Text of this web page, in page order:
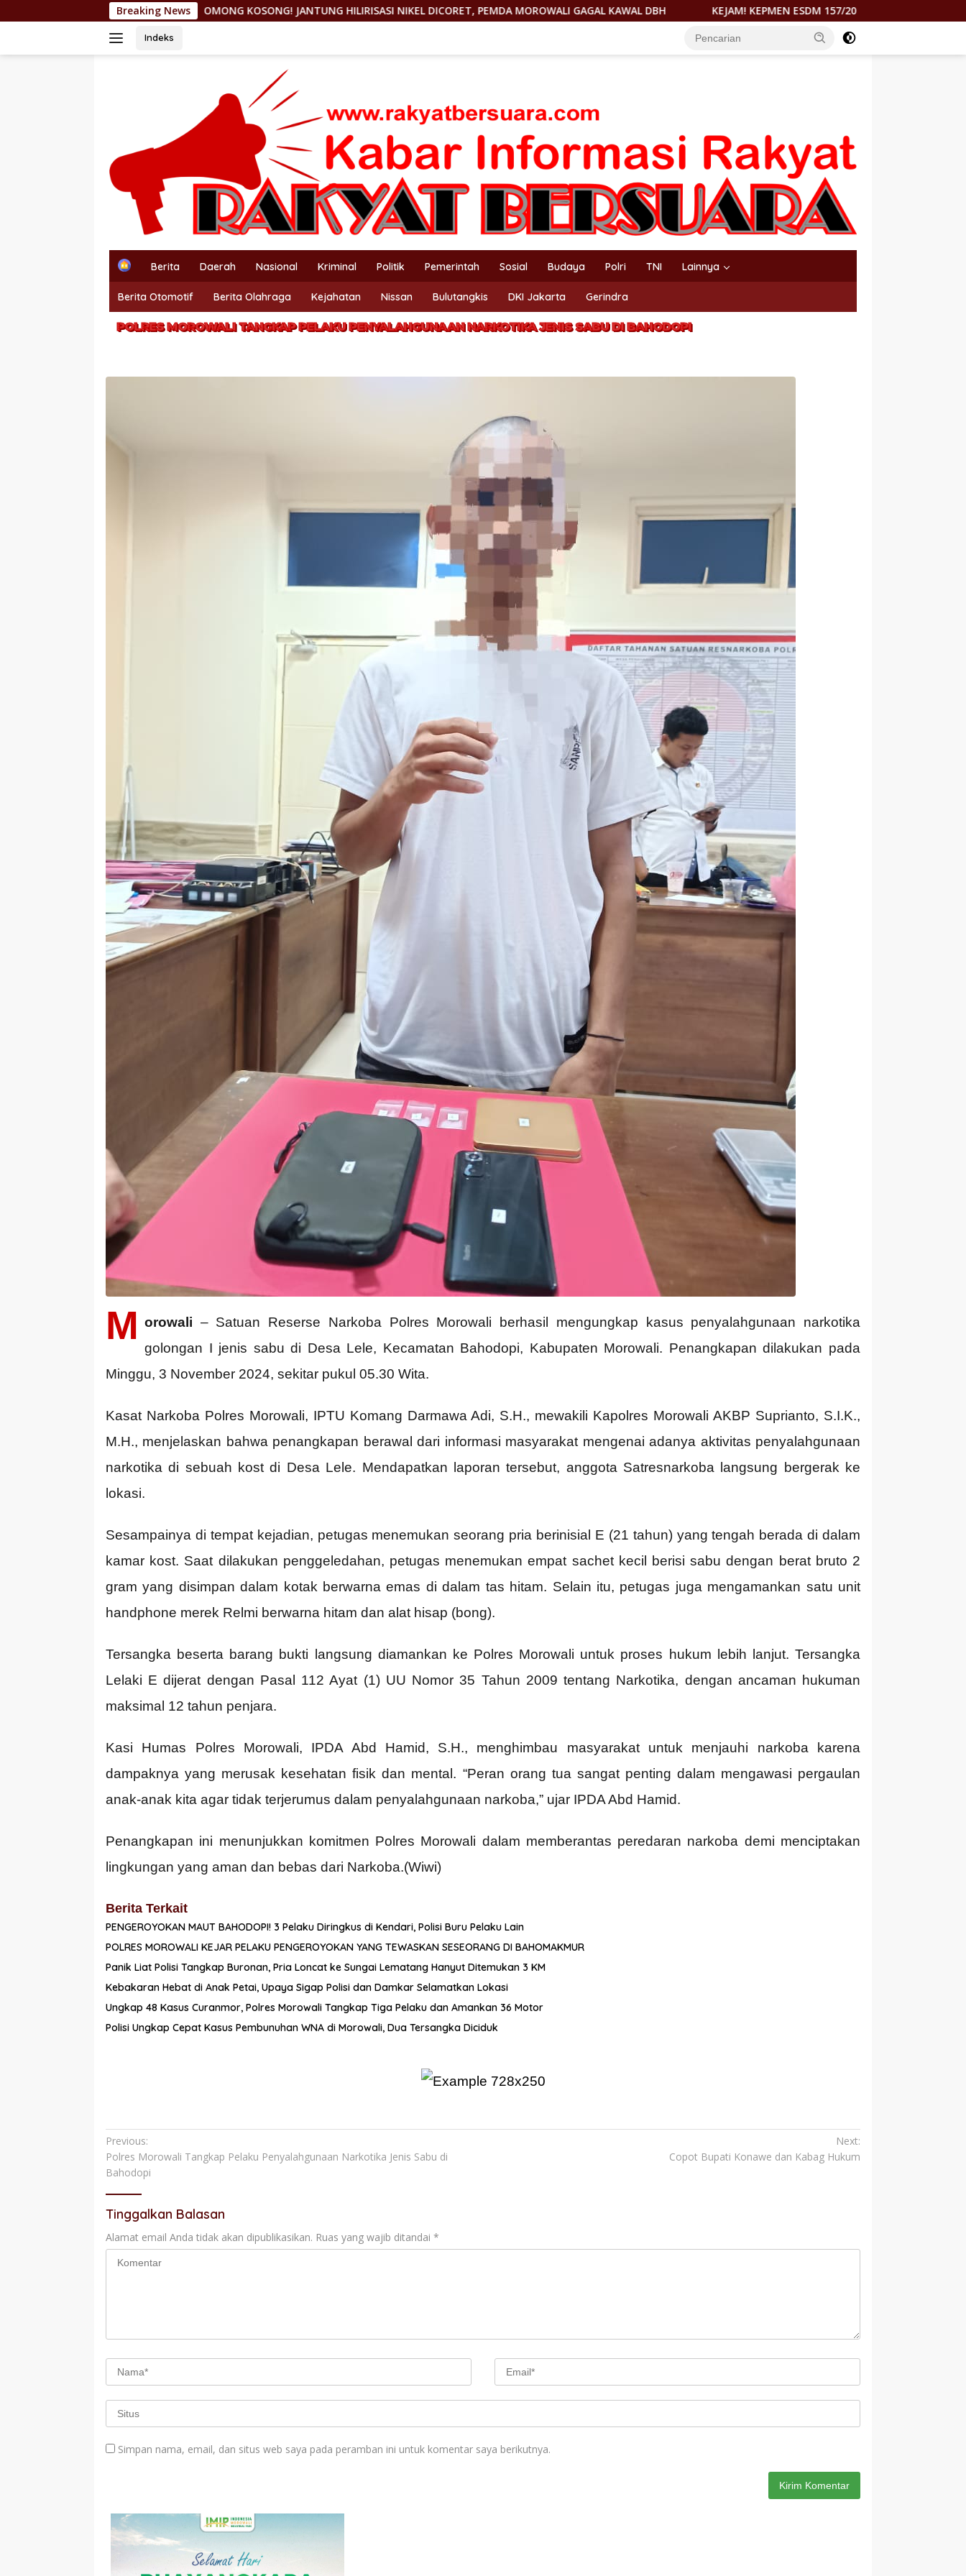
ke
Breaking News
OMONG KOSONG! JANTUNG HILIRISASI NIKEL DICORET, PEMDA MOROWALI GAGAL KAWAL DBH KEJAM! KEPMEN ESDM 157/2026 DITUDING RAMPOK HAK MOROWALI DI ATAS
Indeks
H
m
e
Berita Daerah Nasional Kriminal Politik Pemerintah Sosial Budaya Polri TNI Lainnya
Berita Otomotif Berita Olahraga Kejahatan Nissan Bulutangkis DKI Jakarta Gerindra
POLRES MOROWALI TANGKAP PELAKU PENYALAHGUNAAN NARKOTIKA JENIS SABU DI BAHODOPI
M orowali – Satuan Reserse Narkoba Polres Morowali berhasil mengungkap kasus penyalahgunaan narkotika
golongan I jenis sabu di Desa Lele, Kecamatan Bahodopi, Kabupaten Morowali. Penangkapan dilakukan pada
Minggu, 3 November 2024, sekitar pukul 05.30 Wita.
Kasat Narkoba Polres Morowali, IPTU Komang Darmawa Adi, S.H., mewakili Kapolres Morowali AKBP Suprianto, S.I.K.,
M.H., menjelaskan bahwa penangkapan berawal dari informasi masyarakat mengenai adanya aktivitas penyalahgunaan
narkotika di sebuah kost di Desa Lele. Mendapatkan laporan tersebut, anggota Satresnarkoba langsung bergerak ke
lokasi.
Sesampainya di tempat kejadian, petugas menemukan seorang pria berinisial E (21 tahun) yang tengah berada di dalam
kamar kost. Saat dilakukan penggeledahan, petugas menemukan empat sachet kecil berisi sabu dengan berat bruto 2
gram yang disimpan dalam kotak berwarna emas di dalam tas hitam. Selain itu, petugas juga mengamankan satu unit
handphone merek Relmi berwarna hitam dan alat hisap (bong).
Tersangka beserta barang bukti langsung diamankan ke Polres Morowali untuk proses hukum lebih lanjut. Tersangka
Lelaki E dijerat dengan Pasal 112 Ayat (1) UU Nomor 35 Tahun 2009 tentang Narkotika, dengan ancaman hukuman
maksimal 12 tahun penjara.
Kasi Humas Polres Morowali, IPDA Abd Hamid, S.H., menghimbau masyarakat untuk menjauhi narkoba karena
dampaknya yang merusak kesehatan fisik dan mental. “Peran orang tua sangat penting dalam mengawasi pergaulan
anak-anak kita agar tidak terjerumus dalam penyalahgunaan narkoba,” ujar IPDA Abd Hamid.
Penangkapan ini menunjukkan komitmen Polres Morowali dalam memberantas peredaran narkoba demi menciptakan
lingkungan yang aman dan bebas dari Narkoba.(Wiwi)
Berita Terkait
PENGEROYOKAN MAUT BAHODOPI! 3 Pelaku Diringkus di Kendari, Polisi Buru Pelaku Lain
POLRES MOROWALI KEJAR PELAKU PENGEROYOKAN YANG TEWASKAN SESEORANG DI BAHOMAKMUR
Panik Liat Polisi Tangkap Buronan, Pria Loncat ke Sungai Lematang Hanyut Ditemukan 3 KM
Kebakaran Hebat di Anak Petai, Upaya Sigap Polisi dan Damkar Selamatkan Lokasi
Ungkap 48 Kasus Curanmor, Polres Morowali Tangkap Tiga Pelaku dan Amankan 36 Motor
Polisi Ungkap Cepat Kasus Pembunuhan WNA di Morowali, Dua Tersangka Diciduk
Navigasi
pos
Previous:
Polres Morowali Tangkap Pelaku Penyalahgunaan Narkotika Jenis Sabu di
Bahodopi
Next:
Copot Bupati Konawe dan Kabag Hukum
Tinggalkan Balasan
Alamat email Anda tidak akan dipublikasikan. Ruas yang wajib ditandai *
Simpan nama, email, dan situs web saya pada peramban ini untuk komentar saya berikutnya.